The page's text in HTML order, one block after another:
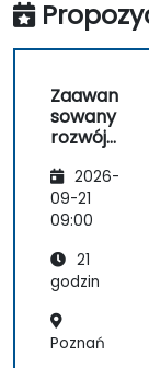
Zaawan
sowany
rozwój
Next.js
14
2026-
09-21
09:00
21
godzin
Poznań